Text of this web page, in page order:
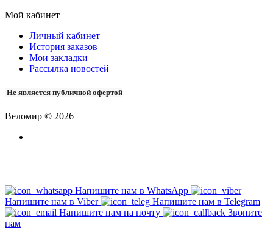
Мой кабинет
Личный кабинет
История заказов
Мои закладки
Рассылка новостей
Не является публичной офертой
Веломир © 2026
Напишите нам в WhatsApp
Напишите нам в Viber
Напишите нам в Telegram
Напишите нам на почту
Звоните
нам